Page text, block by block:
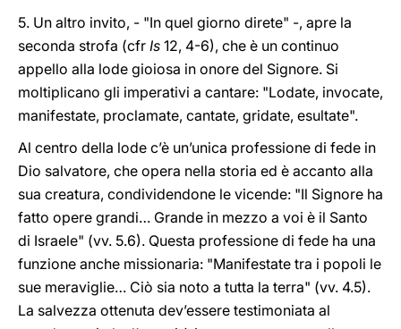
5. Un altro invito, - "In quel giorno direte" -, apre la
seconda strofa (cfr Is 12, 4-6), che è un continuo
appello alla lode gioiosa in onore del Signore. Si
moltiplicano gli imperativi a cantare: "Lodate, invocate,
manifestate, proclamate, cantate, gridate, esultate".
Al centro della lode c’è un’unica professione di fede in
Dio salvatore, che opera nella storia ed è accanto alla
sua creatura, condividendone le vicende: "Il Signore ha
fatto opere grandi… Grande in mezzo a voi è il Santo
di Israele" (vv. 5.6). Questa professione di fede ha una
funzione anche missionaria: "Manifestate tra i popoli le
sue meraviglie… Ciò sia noto a tutta la terra" (vv. 4.5).
La salvezza ottenuta dev’essere testimoniata al